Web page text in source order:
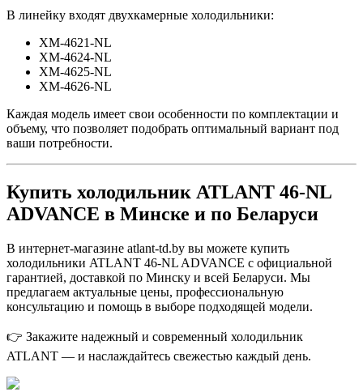
В линейку входят двухкамерные холодильники:
XM-4621-NL
XM-4624-NL
XM-4625-NL
XM-4626-NL
Каждая модель имеет свои особенности по комплектации и
объему, что позволяет подобрать оптимальный вариант под
ваши потребности.
Купить холодильник ATLANT 46-NL
ADVANCE в Минске и по Беларуси
В интернет-магазине atlant-td.by вы можете купить
холодильники ATLANT 46-NL ADVANCE с официальной
гарантией, доставкой по Минску и всей Беларуси. Мы
предлагаем актуальные цены, профессиональную
консультацию и помощь в выборе подходящей модели.
👉 Закажите надежный и современный холодильник
ATLANT — и наслаждайтесь свежестью каждый день.